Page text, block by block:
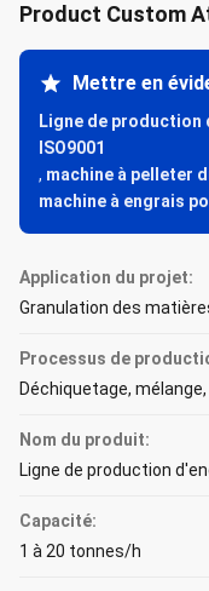
Product Custom
Mettre en
Ligne de production
ISO9001
, machine à pelleter
machine à engrais
Application du projet:
Granulation des
Processus de
Déchiquetage,
Nom du produit:
Ligne de production
Capacité:
1 à 20 tonnes/h